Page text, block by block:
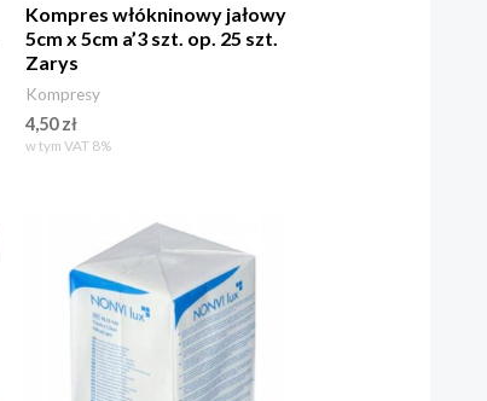
Kompres włókninowy jałowy
5cm x 5cm a’3 szt. op. 25 szt.
Zarys
Kompresy
4,50zł
w tym VAT 8%